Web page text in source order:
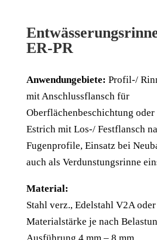
ER-PR
Anwendungebiete: Profil-/
mit Anschlussflansch für
Oberflächenbeschichtung
Estrich mit Los-/ Festflansch
Fugenprofile, Einsatz bei
auch als Verdunstungsrinne
Material:
Stahl verz., Edelstahl V2A
Materialstärke je nach